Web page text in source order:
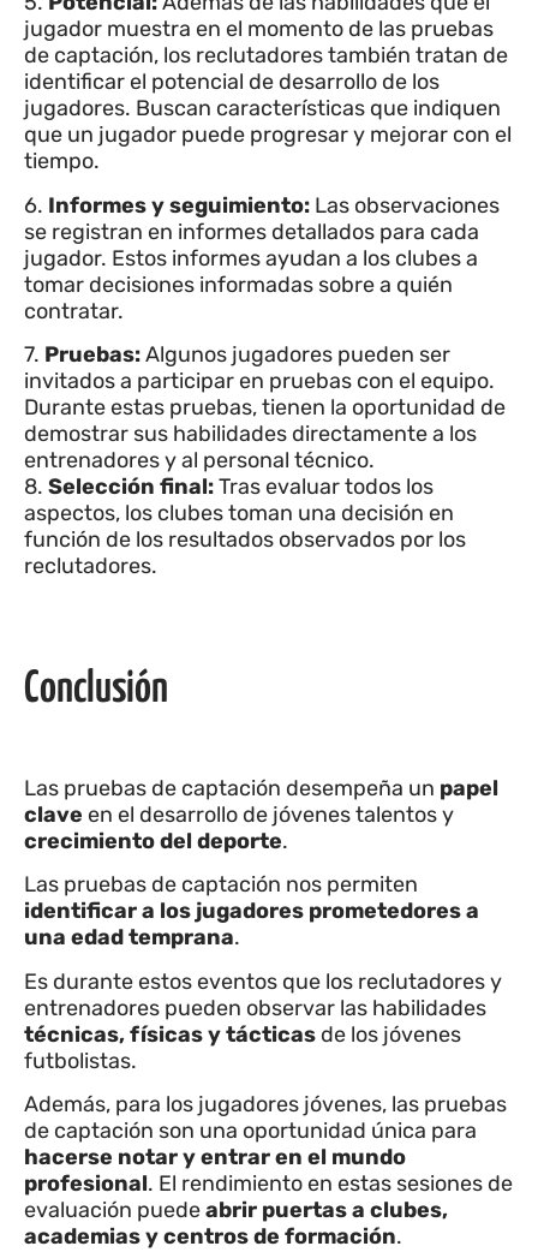
jugador muestra en el momento de las pruebas
de captación, los reclutadores también tratan de
identificar el potencial de desarrollo de los
jugadores. Buscan características que indiquen
que un jugador puede progresar y mejorar con el
tiempo.
6. Informes y seguimiento: Las observaciones
se registran en informes detallados para cada
jugador. Estos informes ayudan a los clubes a
tomar decisiones informadas sobre a quién
contratar.
7. Pruebas:Algunos jugadores pueden ser
invitados a participar en pruebas con el equipo.
Durante estas pruebas, tienen la oportunidad de
demostrar sus habilidades directamente a los
entrenadores y al personal técnico.
8. Selección final:Tras evaluar todos los
aspectos, los clubes toman una decisión en
función de los resultados observados por los
reclutadores.
Conclusión
Las pruebas de captación desempeña un papel
clave en el desarrollo de jóvenes talentos y
crecimiento del deporte.
Las pruebas de captación nos permiten
identificar a los jugadores prometedores a
una edad temprana.
Es durante estos eventos que los reclutadores y
entrenadores pueden observar las habilidades
técnicas, físicas y tácticas de los jóvenes
futbolistas.
Además, para los jugadores jóvenes, las pruebas
de captación son una oportunidad única para
hacerse notar y entrar en el mundo
profesional. El rendimiento en estas sesiones de
evaluación puedeabrir puertas a clubes,
academias y centros de formación.